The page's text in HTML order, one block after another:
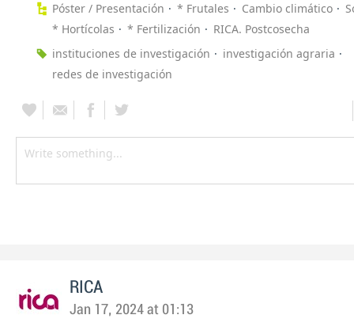
Póster / Presentación * Frutales Cambio climático
* Hortícolas
* Fertilización
RICA. Postcosecha
instituciones de investigación
investigación agraria
redes de investigación
RICA
Jan 17, 2024 at 01:13